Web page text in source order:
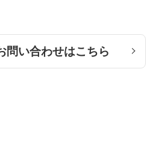
問い合わせはこちら